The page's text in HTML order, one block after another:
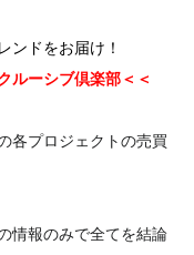
ンドをお届け！
ーシブ倶楽部＜＜
各プロジェクトの売買
情報のみで全てを結論